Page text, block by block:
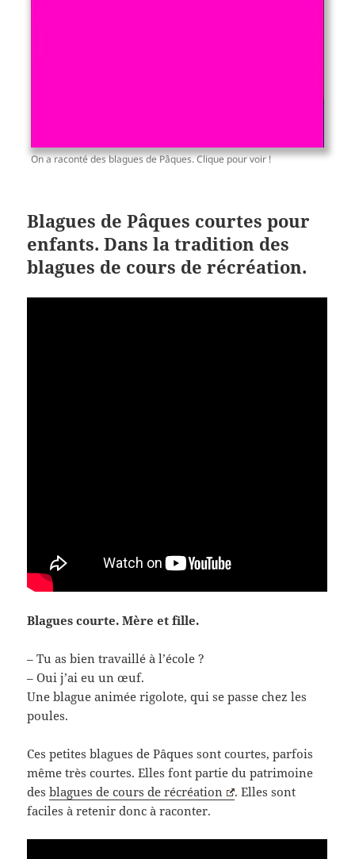
On a raconté des blagues de Pâques. Clique pour voir !
Blagues de Pâques courtes pour
enfants. Dans la tradition des
blagues de cours de récréation.
Blagues courte. Mère et fille.
– Tu as bien travaillé à l’école ?
– Oui j’ai eu un œuf.
Une blague animée rigolote, qui se passe chez les
poules.
Ces petites blagues de Pâques sont courtes, parfois
même très courtes. Elles font partie du patrimoine
desblagues de cours de récréation
. Elles sont
faciles à retenir donc à raconter.